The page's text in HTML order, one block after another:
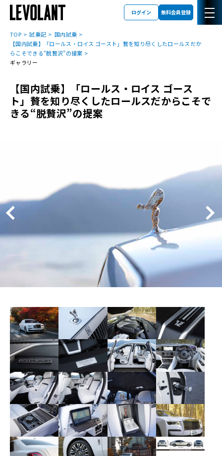
ログイン 無料会員登録
TOP 試乗記
国内試乗
【国内試乗】「ロールス・ロイス ゴースト」贅を知り尽くしたロールスだか
らこそできる“脱贅沢”の提案
ギャラリー
【国内試乗】「ロールス・ロイス ゴース
ト」贅を知り尽くしたロールスだからこそで
きる“脱贅沢”の提案